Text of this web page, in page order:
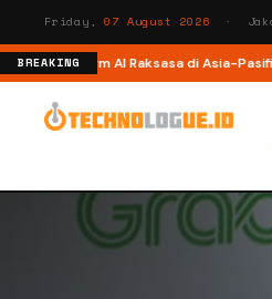
Friday,07 August 2026 ·
BREAKING
Platform AI Raksasa di Asia-Pasifik